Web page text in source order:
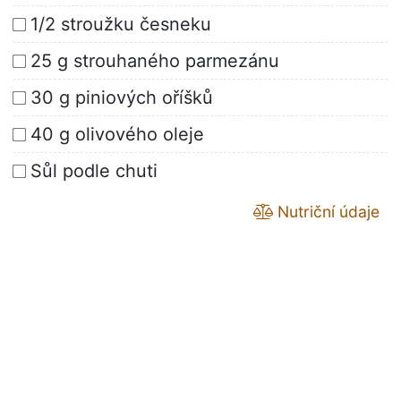
1/2 stroužku česneku
25 g strouhaného parmezánu
30 g piniových oříšků
40 g olivového oleje
Sůl podle chuti
Nutriční údaje